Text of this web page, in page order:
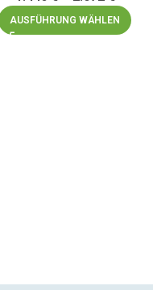
AUSFÜHRUNG WÄHLEN